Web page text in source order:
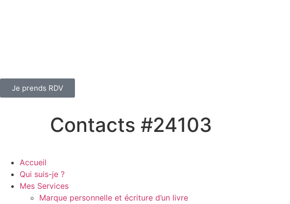
Je prends RDV
Contacts #24103
Accueil
Qui suis-je ?
Mes Services
Marque personnelle et écriture d’un livre